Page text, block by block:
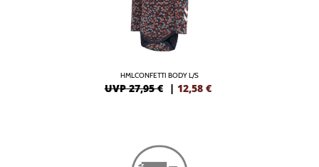
HMLCONFETTI BODY L/S
UVP 27,95 € | 12,58 €